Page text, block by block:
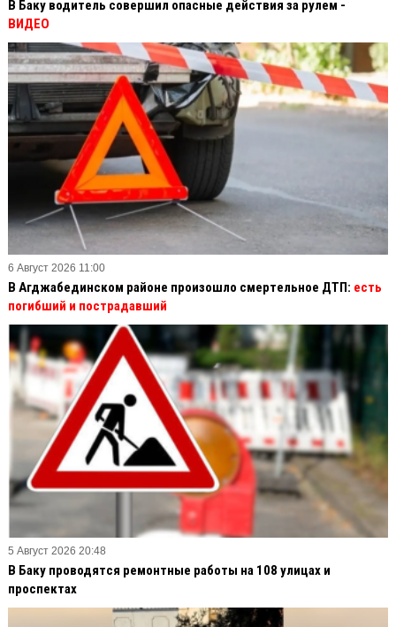
В Баку водитель совершил опасные действия за рулем -
ВИДЕО
6 Август 2026 11:00
В Агджабединском районе произошло смертельное ДТП: есть
погибший и пострадавший
5 Август 2026 20:48
В Баку проводятся ремонтные работы на 108 улицах и
проспектах